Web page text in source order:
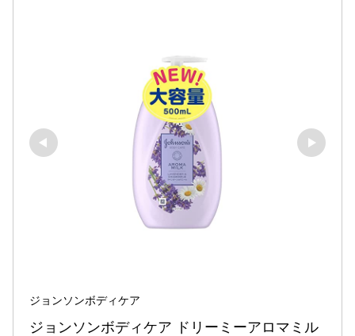
ジョンソンボディケア
ジョンソンボディケア ドリーミーアロマミル